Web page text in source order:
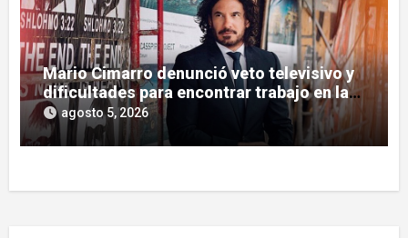
Mario Cimarro denunció veto televisivo y
dificultades para encontrar trabajo en la
actuación
agosto 5, 2026